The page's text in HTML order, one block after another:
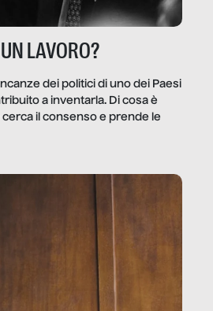
LAVORO?
dei politici di uno dei Paesi
a inventarla. Di cosa è
cerca il consenso e prende le